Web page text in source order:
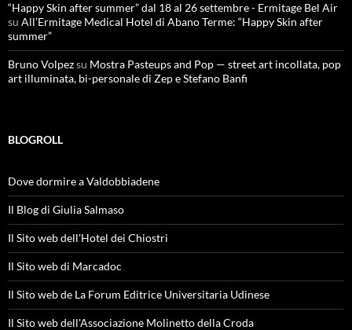
“Happy Skin after summer” dal 18 al 26 settembre - Ermitage Bel Air
su All’Ermitage Medical Hotel di Abano Terme: “Happy Skin after
summer”
Bruno Volpezsu Mostra Pasteups and Pop — street art incollata, pop
art illuminata, bi-personale di Zep e Stefano Banfi
BLOGROLL
Dove dormire a Valdobbiadene
Il Blog di Giulia Salmaso
Il Sito web dell'Hotel dei Chiostri
Il Sito web di Marcadoc
Il Sito web de La Forum Editrice Universitaria Udinese
Il Sito web dell'Associazione Molinetto della Croda